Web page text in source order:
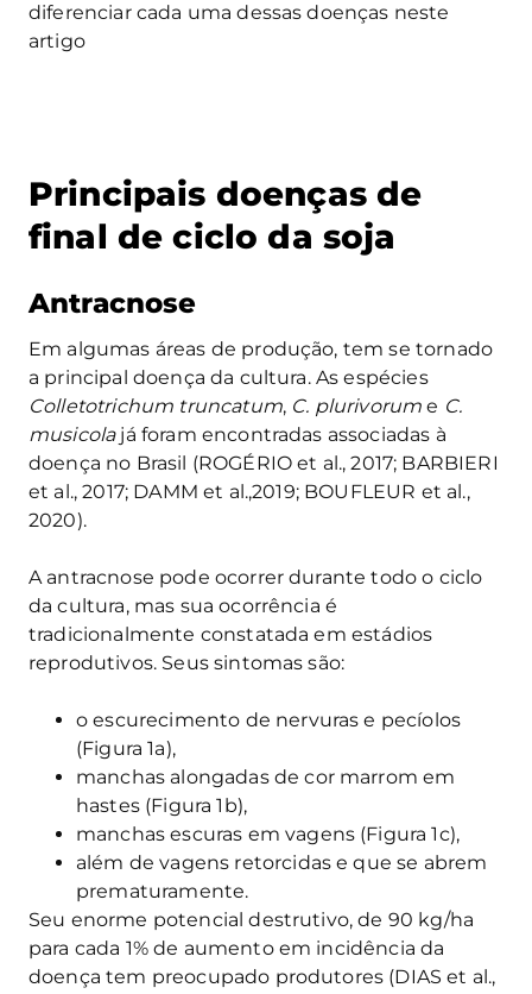
diferenciar cada uma dessas doenças neste
artigo
Principais doenças de
final de ciclo da soja
Antracnose
Em algumas áreas de produção, tem se tornado
a principal doença da cultura. As espécies
Colletotrichum truncatum, C. plurivorum e C.
musicolajá foram encontradas associadas à
doença no Brasil (ROGÉRIO et al., 2017; BARBIERI
et al., 2017; DAMM et al.,2019; BOUFLEUR et al.,
2020).
A antracnose pode ocorrer durante todo o ciclo
da cultura, mas sua ocorrência é
tradicionalmente constatada em estádios
reprodutivos. Seus sintomas são:
o escurecimento de nervuras e pecíolos
(Figura 1a),
manchas alongadas de cor marrom em
hastes (Figura 1b),
manchas escuras em vagens (Figura 1c),
além de vagens retorcidas e que se abrem
prematuramente.
Seu enorme potencial destrutivo, de 90 kg/ha
para cada 1% de aumento em incidência da
doença tem preocupado produtores (DIAS et al.,